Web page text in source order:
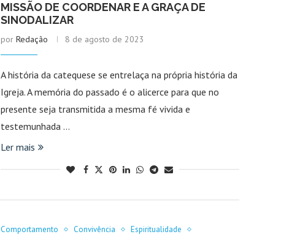
MISSÃO DE COORDENAR E A GRAÇA DE
SINODALIZAR
por Redação 8 de agosto de 2023
A história da catequese se entrelaça na própria história da
Igreja. A memória do passado é o alicerce para que no
presente seja transmitida a mesma fé vivida e
testemunhada …
Ler mais
Comportamento Convivência
Espiritualidade